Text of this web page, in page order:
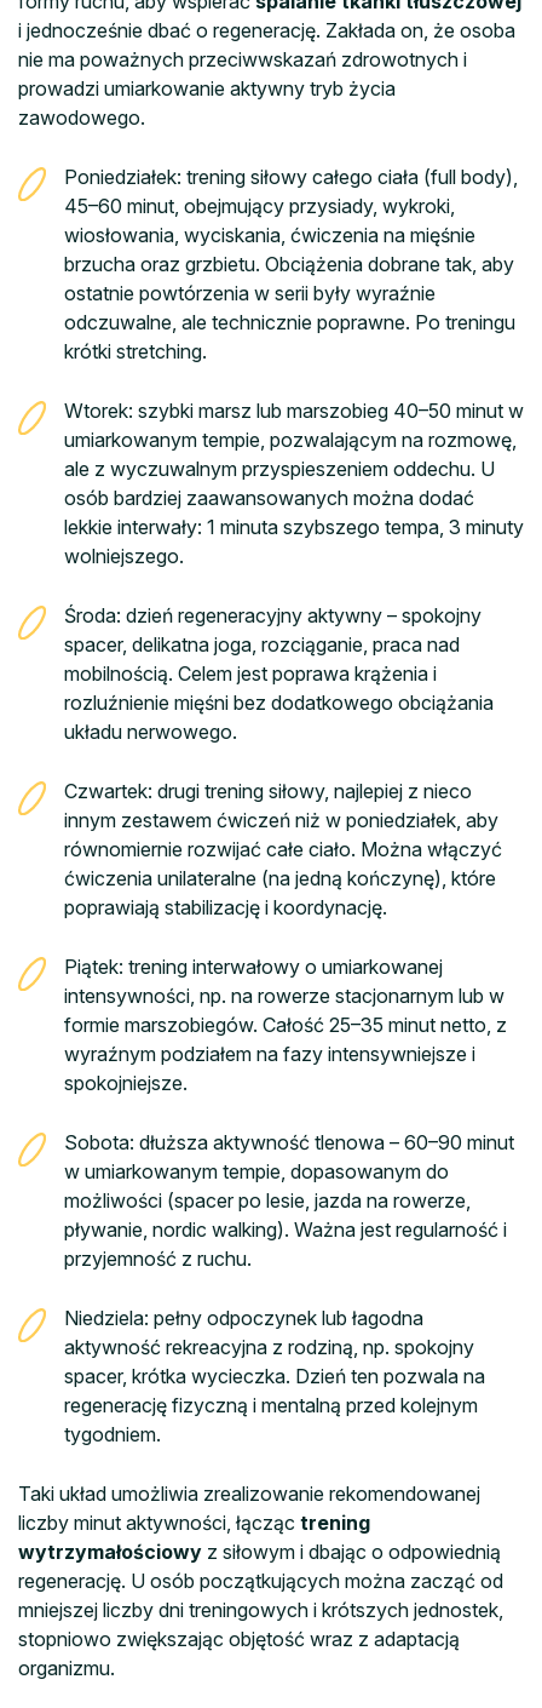
i jednocześnie dbać o regenerację. Zakłada on, że osoba
nie ma poważnych przeciwwskazań zdrowotnych i
prowadzi umiarkowanie aktywny tryb życia
zawodowego.
Poniedziałek: trening siłowy całego ciała (full body),
45–60 minut, obejmujący przysiady, wykroki,
wiosłowania, wyciskania, ćwiczenia na mięśnie
brzucha oraz grzbietu. Obciążenia dobrane tak, aby
ostatnie powtórzenia w serii były wyraźnie
odczuwalne, ale technicznie poprawne. Po treningu
krótki stretching.
Wtorek: szybki marsz lub marszobieg 40–50 minut w
umiarkowanym tempie, pozwalającym na rozmowę,
ale z wyczuwalnym przyspieszeniem oddechu. U
osób bardziej zaawansowanych można dodać
lekkie interwały: 1 minuta szybszego tempa, 3 minuty
wolniejszego.
Środa: dzień regeneracyjny aktywny – spokojny
spacer, delikatna joga, rozciąganie, praca nad
mobilnością. Celem jest poprawa krążenia i
rozluźnienie mięśni bez dodatkowego obciążania
układu nerwowego.
Czwartek: drugi trening siłowy, najlepiej z nieco
innym zestawem ćwiczeń niż w poniedziałek, aby
równomiernie rozwijać całe ciało. Można włączyć
ćwiczenia unilateralne (na jedną kończynę), które
poprawiają stabilizację i koordynację.
Piątek: trening interwałowy o umiarkowanej
intensywności, np. na rowerze stacjonarnym lub w
formie marszobiegów. Całość 25–35 minut netto, z
wyraźnym podziałem na fazy intensywniejsze i
spokojniejsze.
Sobota: dłuższa aktywność tlenowa – 60–90 minut
w umiarkowanym tempie, dopasowanym do
możliwości (spacer po lesie, jazda na rowerze,
pływanie, nordic walking). Ważna jest regularność i
przyjemność z ruchu.
Niedziela: pełny odpoczynek lub łagodna
aktywność rekreacyjna z rodziną, np. spokojny
spacer, krótka wycieczka. Dzień ten pozwala na
regenerację fizyczną i mentalną przed kolejnym
tygodniem.
Taki układ umożliwia zrealizowanie rekomendowanej
liczby minut aktywności, łącząc trening
wytrzymałościowy z siłowym i dbając o odpowiednią
regenerację. U osób początkujących można zacząć od
mniejszej liczby dni treningowych i krótszych jednostek,
stopniowo zwiększając objętość wraz z adaptacją
organizmu.